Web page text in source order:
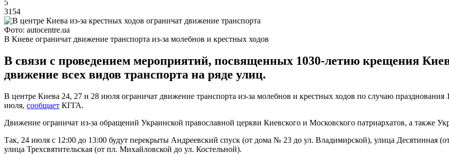
5
3154
Фото: autocentre.ua
В Киеве ограничат движение транспорта из-за молебнов и крестных ходов
В связи с проведением мероприятий, посвященных 1030-летию крещения
движение всех видов транспорта на ряде улиц.
В центре Киева 24, 27 и 28 июля ограничат движение транспорта из-за молебнов и крестных ходов по случаю
июля, сообщает КГГА.
Движение ограничат из-за обращений Украинской православной церкви Киевского и Московского патриархатов, а также
Так, 24 июля с 12:00 до 13:00 будут перекрыты Андреевский спуск (от дома № 23 до ул. Владимирской), улица Десятинная
улица Трехсвятительская (от пл. Михайловской до ул. Костельной).